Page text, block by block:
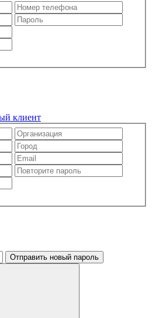
клиент
Отправить новый пароль